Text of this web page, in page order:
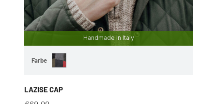
Handmade in Italy
Farbe
LAZISE CAP